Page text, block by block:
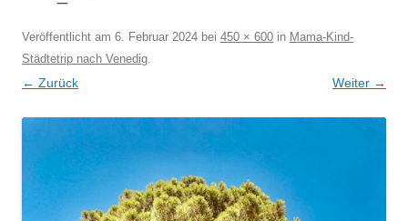
Veröffentlicht am 6. Februar 2024 bei 450 × 600 in Mama-Kind-
Städtetrip nach Venedig.
← Zurück Weiter →